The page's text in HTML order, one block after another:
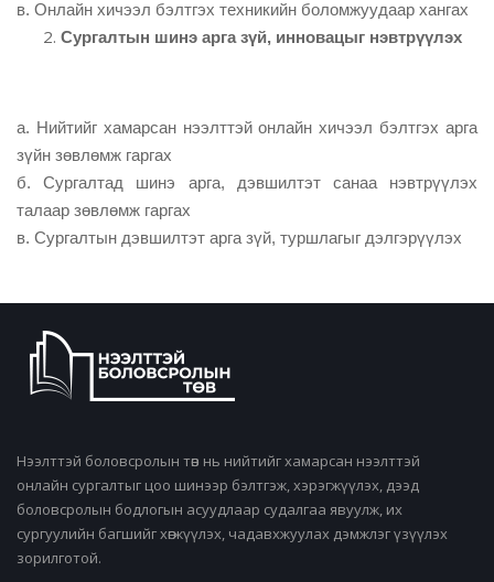
в. Онлайн хичээл бэлтгэх техникийн боломжуудаар хангах
Сургалтын шинэ арга зүй, инновацыг нэвтрүүлэх
а. Нийтийг хамарсан нээлттэй онлайн хичээл бэлтгэх арга
зүйн зөвлөмж гаргах
б. Сургалтад шинэ арга, дэвшилтэт санаа нэвтрүүлэх
талаар зөвлөмж гаргах
в. Сургалтын дэвшилтэт арга зүй, туршлагыг дэлгэрүүлэх
Нээлттэй боловсролын төв нь нийтийг хамарсан нээлттэй
онлайн сургалтыг цоо шинээр бэлтгэж, хэрэгжүүлэх, дээд
боловсролын бодлогын асуудлаар судалгаа явуулж, их
сургуулийн багшийг хөгжүүлэх, чадавхжуулах дэмжлэг үзүүлэх
зорилготой.